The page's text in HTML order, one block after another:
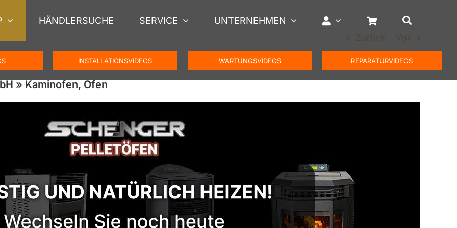
HÄNDLERSUCHE SERVICE UNTERNEHMEN
INSTALLATIONSVIDEOS WARTUNGSVIDEOS REPARATURVIDEOS
Zurück Vor
» Kaminofen, Ofen